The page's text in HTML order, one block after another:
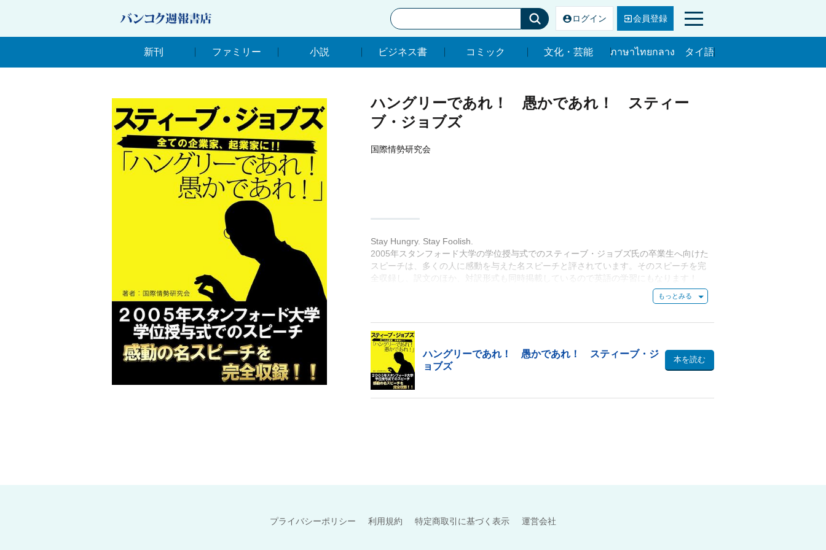
ログイン 会員登録
新刊 ファミリー ビジネス書 コミック 文化・芸能
ภาษาไทยกลาง タイ語
新刊 ファミリー 小説 ビジネス書 コミック 文化・芸能 ภาษาไทยกลาง タイ語
ハングリーであれ！ 愚かであれ！ スティー
ブ・ジョブズ
国際情勢研究会
Stay Hungry. Stay Foolish.
2005年スタンフォード大学の学位授与式でのスティーブ・ジョブズ氏の卒業生へ向けた
スピーチは、多くの人に感動を与えた名スピーチと評されています。そのスピーチを完
全収録し、訳文のほか、対訳形式も同時掲載しているので英語の学習にもなります！
４．スタンフォード大学学位授与式でのスピーチ（訳文）
５．対訳
ハングリーであれ！ 愚かであれ！ スティーブ・ジ
ョブズ
本を読む
プライバシーポリシー 利用規約 特定商取引に基づく表示 運営会社